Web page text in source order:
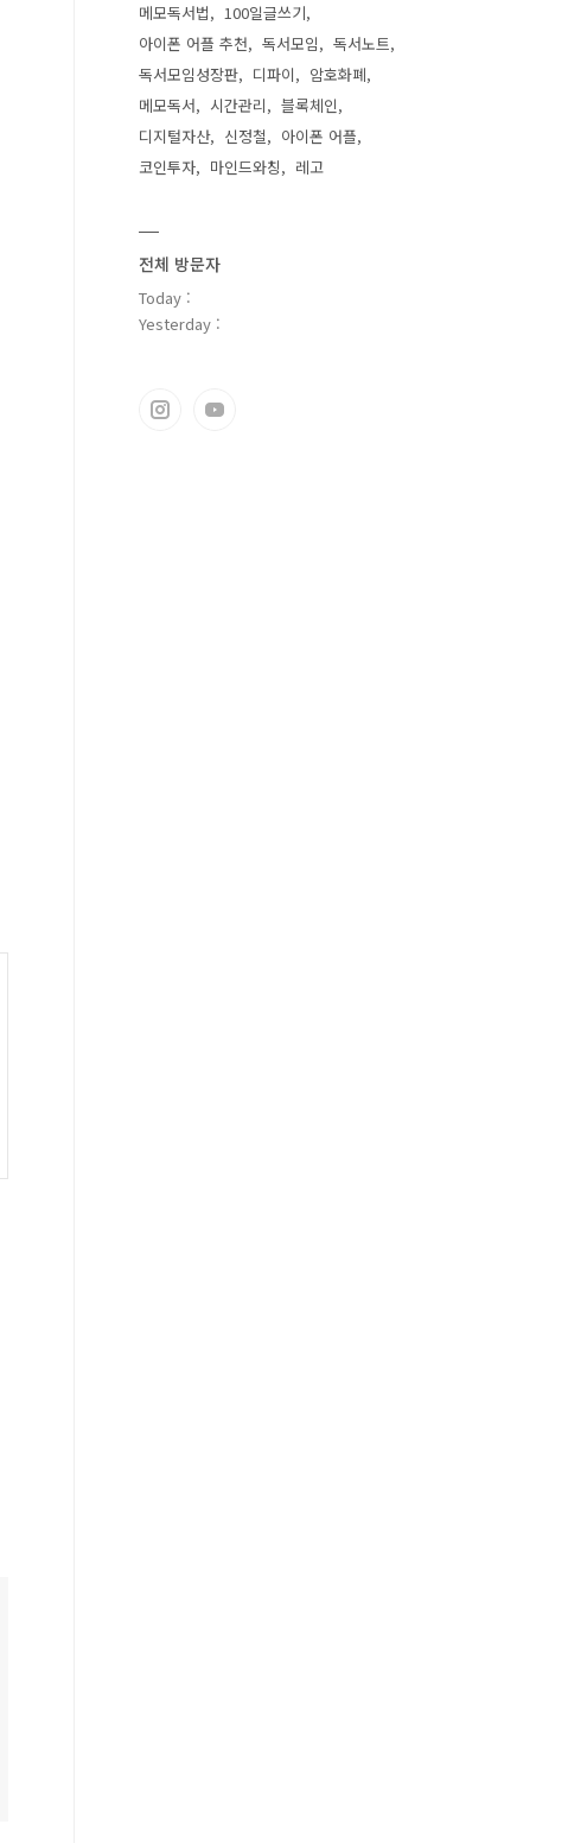
메모독서법
100일글쓰기
아이폰 어플 추천
독서모임
독서노트
독서모임성장판
디파이
암호화폐
메모독서
시간관리
블록체인
디지털자산
신정철
아이폰 어플
코인투자
마인드와칭 레고
전체 방문자
Today :
Yesterday :